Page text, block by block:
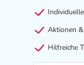
Aktionen
Hilfreiche